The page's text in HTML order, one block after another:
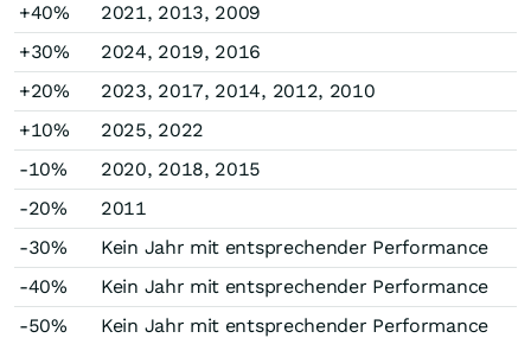
+40%
2021, 2013, 2009
+30%
2024, 2019, 2016
+20%
2023, 2017, 2014, 2012, 2010
+10%
2025, 2022
-10%
2020, 2018, 2015
-20%
2011
-30%
Kein Jahr mit entsprechender Performance
-40%
Kein Jahr mit entsprechender Performance
-50%
Kein Jahr mit entsprechender Performance